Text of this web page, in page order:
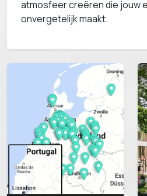
atmosfeer creëren die jouw
onvergetelijk maakt.